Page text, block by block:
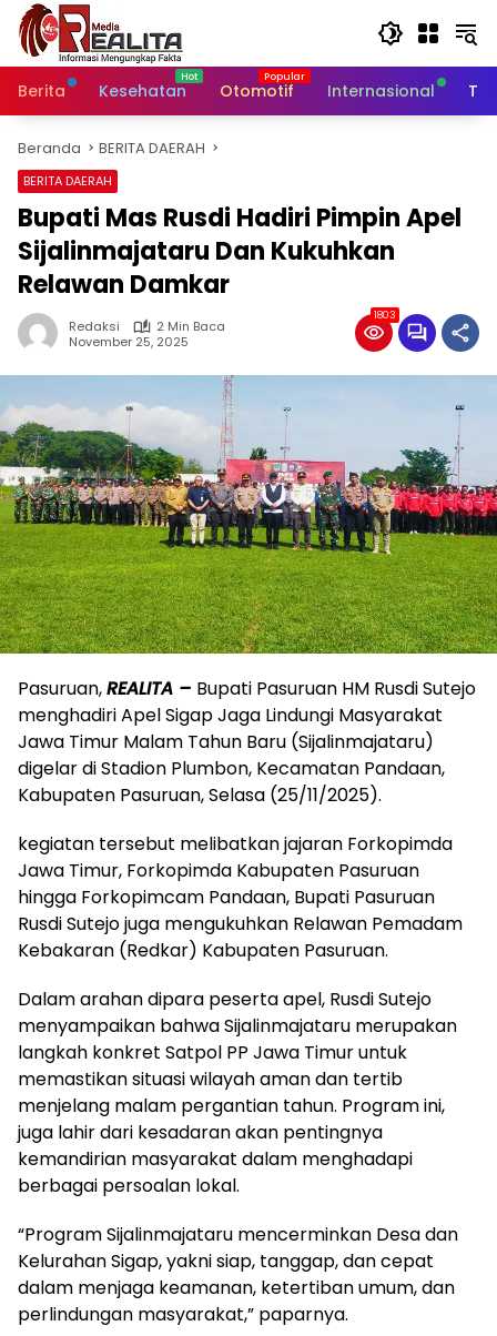
Langsung
konten
Berita
Kesehatan Otomotif Internasional
Beranda BERITA DAERAH
BERITA DAERAH
Bupati Mas Rusdi Hadiri Pimpin Apel
Sijalinmajataru Dan Kukuhkan
Relawan Damkar
Redaksi
2 Min Baca
November 25, 2025
1803
Pasuruan,REALITA – Bupati Pasuruan HM Rusdi Sutejo
menghadiri Apel Sigap Jaga Lindungi Masyarakat
Jawa Timur Malam Tahun Baru (Sijalinmajataru)
digelar di Stadion Plumbon, Kecamatan Pandaan,
Kabupaten Pasuruan, Selasa (25/11/2025).
kegiatan tersebut melibatkan jajaran Forkopimda
Jawa Timur, Forkopimda Kabupaten Pasuruan
hingga Forkopimcam Pandaan, Bupati Pasuruan
Rusdi Sutejo juga mengukuhkan Relawan Pemadam
Kebakaran (Redkar) Kabupaten Pasuruan.
Dalam arahan dipara peserta apel, Rusdi Sutejo
menyampaikan bahwa Sijalinmajataru merupakan
langkah konkret Satpol PP Jawa Timur untuk
memastikan situasi wilayah aman dan tertib
menjelang malam pergantian tahun. Program ini,
juga lahir dari kesadaran akan pentingnya
kemandirian masyarakat dalam menghadapi
berbagai persoalan lokal.
“Program Sijalinmajataru mencerminkan Desa dan
Kelurahan Sigap, yakni siap, tanggap, dan cepat
dalam menjaga keamanan, ketertiban umum, dan
perlindungan masyarakat,” paparnya.